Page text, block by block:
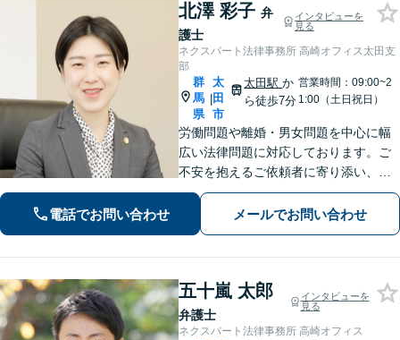
北澤 彩子 弁
護士
インタビューを
見る
ネクスパート法律事務所 高崎オフィス太田支
部
群
馬
県
|
太
田
市
太田駅か
ら徒歩7分
営業時間：09:00~2
1:00（土日祝日）
労働問題や離婚・男女問題を中心に幅
広い法律問題に対応しております。ご
不安を抱えるご依頼者に寄り添い、最
善の解決策を提案して、心の支えにな
れるよう尽力します。【初回相談無
料】まずは心のうちをお聞かせくださ
電話でお問い合わせ メールでお問い合わせ
五十嵐 太郎
弁護士
インタビューを
見る
ネクスパート法律事務所 高崎オフィス